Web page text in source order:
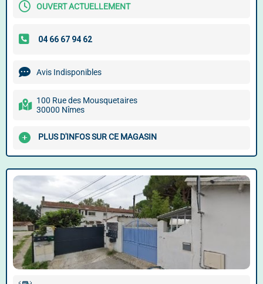
OUVERT ACTUELLEMENT
Avis Indisponibles
100 Rue des Mousquetaires
30000 Nîmes
PLUS D'INFOS SUR CE MAGASIN